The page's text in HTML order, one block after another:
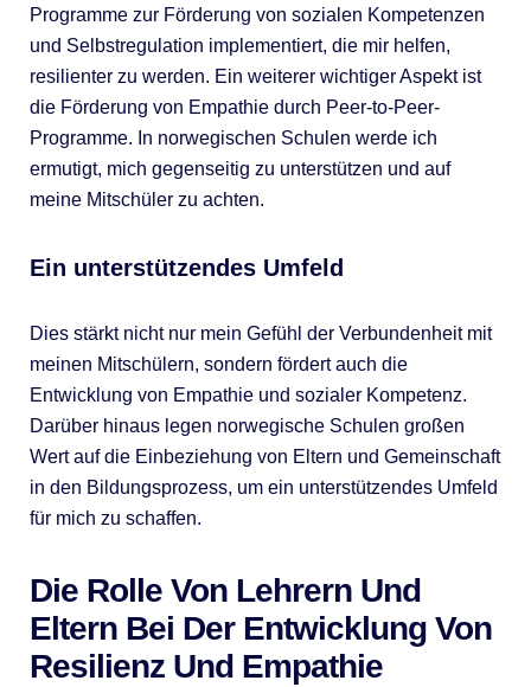
Programme zur Förderung von sozialen Kompetenzen
und Selbstregulation implementiert, die mir helfen,
resilienter zu werden. Ein weiterer wichtiger Aspekt ist
die Förderung von Empathie durch Peer-to-Peer-
Programme. In norwegischen Schulen werde ich
ermutigt, mich gegenseitig zu unterstützen und auf
meine Mitschüler zu achten.
Ein unterstützendes Umfeld
Dies stärkt nicht nur mein Gefühl der Verbundenheit mit
meinen Mitschülern, sondern fördert auch die
Entwicklung von Empathie und sozialer Kompetenz.
Darüber hinaus legen norwegische Schulen großen
Wert auf die Einbeziehung von Eltern und Gemeinschaft
in den Bildungsprozess, um ein unterstützendes Umfeld
für mich zu schaffen.
Die Rolle Von Lehrern Und
Eltern Bei Der Entwicklung Von
Resilienz Und Empathie